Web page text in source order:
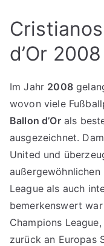
d’Or 2008
Im Jahr 2008
wovon viele
Ballon d’Orals
ausgezeichnet.
United und
League als auch
bemerkenswert
Champions
zurück an Europas